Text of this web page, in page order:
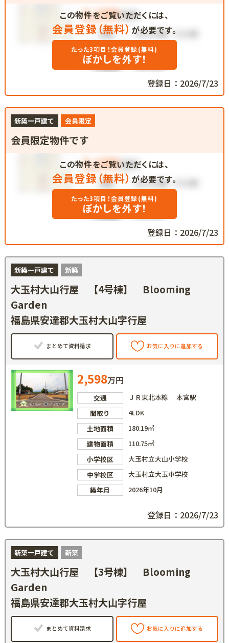
この物件をご覧いただくには、
会員登録（無料） が必要です。
たった3項目！会員登録(無料)
ぼかしを外す！
登録日：2026/7/23
新築一戸建て 会員限定
会員限定物件です
この物件をご覧いただくには、
会員登録（無料） が必要です。
たった3項目！会員登録(無料)
ぼかしを外す！
登録日：2026/7/23
新築一戸建て 新築
大玉村大山行屋 【4号棟】 Blooming
Garden
福島県安達郡大玉村大山字行屋
まとめて資料請求 お気に入りに追加する
2,598万円
交通
ＪＲ東北本線 本宮駅
間取り
4LDK
土地面積
180.19㎡
建物面積
110.75㎡
小学校区
大玉村立大山小学校
中学校区
大玉村立大玉中学校
築年月
2026年10月
登録日：2026/7/23
新築一戸建て 新築
大玉村大山行屋 【3号棟】 Blooming
Garden
福島県安達郡大玉村大山字行屋
まとめて資料請求 お気に入りに追加する